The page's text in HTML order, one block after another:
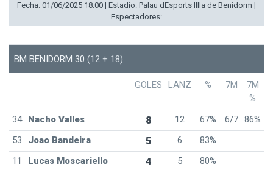
Fecha: 01/06/2025 18:00 | Estadio: Palau dEsports lIlla de Benidorm |
Espectadores:
BM BENIDORM 30 (12 + 18)
GOLES LANZ % 7M
7M
%
34
Nacho Valles 8 12 67% 6/7 86%
53
Joao Bandeira 5 6
83%
11
Lucas Moscariello 4 5
80%